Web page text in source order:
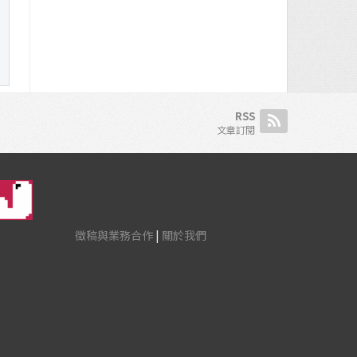
RSS
文章訂閱
徵稿與業務合作| 關於我們